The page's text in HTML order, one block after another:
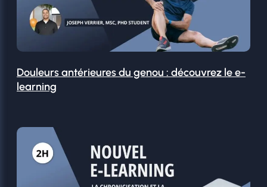
Douleurs antérieures du genou : découvrez le e-
learning